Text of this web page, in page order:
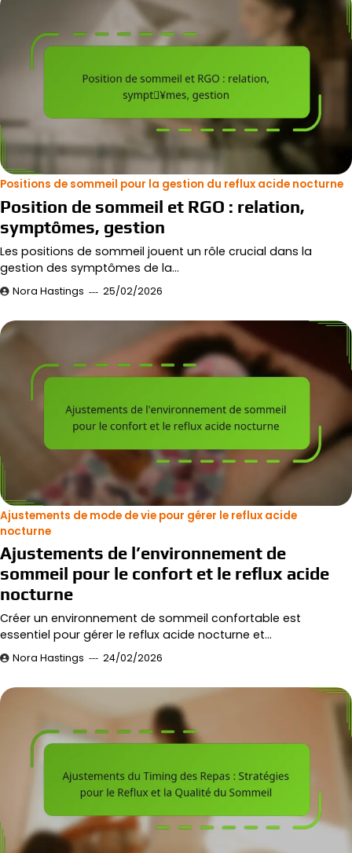
Positions de sommeil pour la gestion du reflux acide nocturne
Position de sommeil et RGO : relation,
symptômes, gestion
Les positions de sommeil jouent un rôle crucial dans la
gestion des symptômes de la…
Nora Hastings 25/02/2026
Ajustements de mode de vie pour gérer le reflux acide
nocturne
Ajustements de l’environnement de
sommeil pour le confort et le reflux acide
nocturne
Créer un environnement de sommeil confortable est
essentiel pour gérer le reflux acide nocturne et…
Nora Hastings 24/02/2026